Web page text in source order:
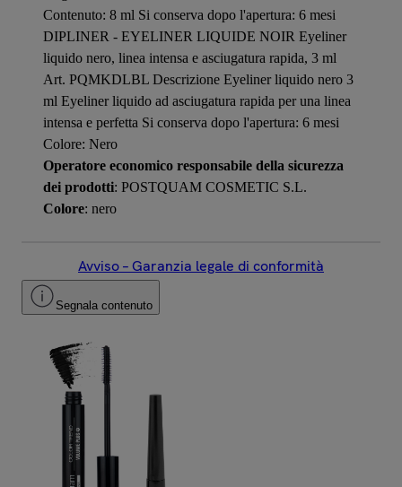
Contenuto: 8 ml Si conserva dopo l'apertura: 6 mesi
DIPLINER - EYELINER LIQUIDE NOIR Eyeliner
liquido nero, linea intensa e asciugatura rapida, 3 ml
Art. PQMKDLBL Descrizione Eyeliner liquido nero 3
ml Eyeliner liquido ad asciugatura rapida per una linea
intensa e perfetta Si conserva dopo l'apertura: 6 mesi
Colore: Nero
Operatore economico responsabile della sicurezza
dei prodotti: POSTQUAM COSMETIC S.L.
Colore: nero
Avviso – Garanzia legale di conformità
Segnala contenuto